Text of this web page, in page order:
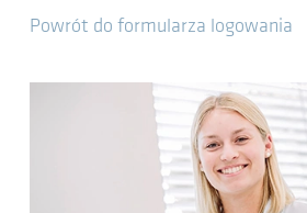
Powrót do formularza logowania